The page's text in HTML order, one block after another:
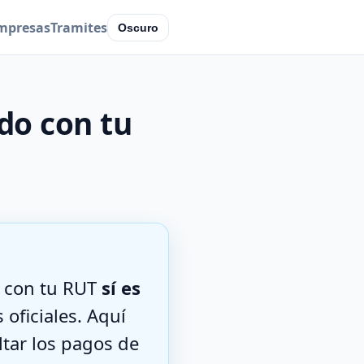
Tramites Oscuro
con tu
tu RUT sí es
oficiales. Aquí
los pagos de